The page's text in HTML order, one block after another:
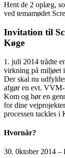
Hent de 2 oplæg,
ved temamødet
Invitation til
Køge
1. juli 2014 trådte
virkning på miljøet
Der skal nu
afgør en evt. VVM-
Kom og hør en
for dine
processen tackles i
Hvornår?
30. 0ktober 2014 –